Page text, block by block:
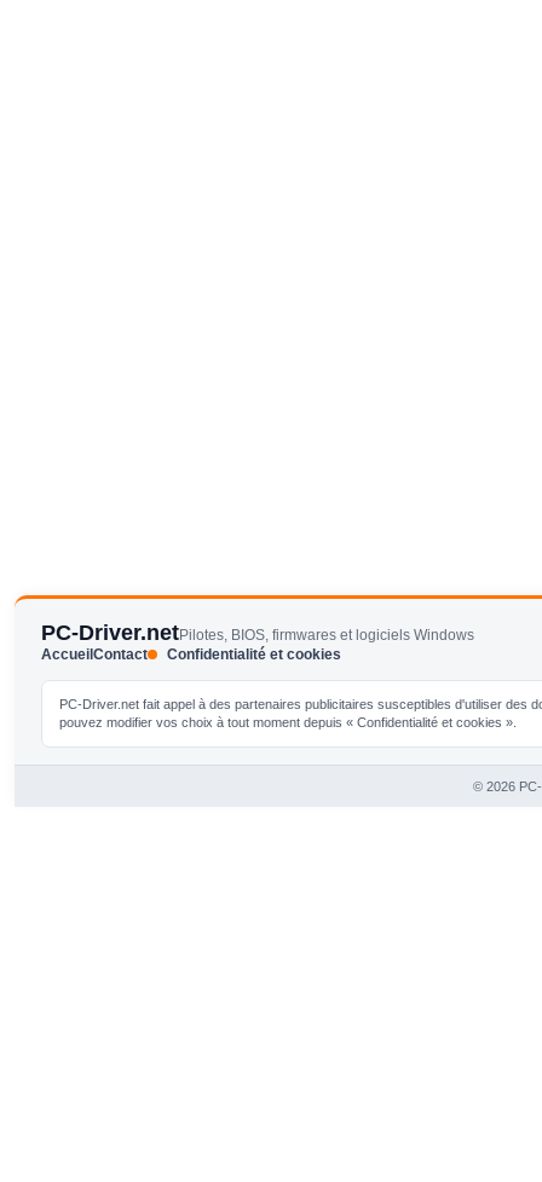
PC-Driver.netPilotes, BIOS, firmwares et logiciels Windows
AccueilContact Confidentialité et cookies
PC-Driver.net fait appel à des partenaires publicitaires susceptibles d'utiliser
pouvez modifier vos choix à tout moment depuis « Confidentialité et cookies ».
© 2026